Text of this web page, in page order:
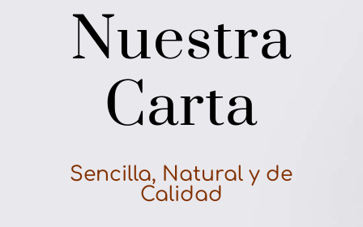
Nuestra
Carta
Sencilla, Natural y de
Calidad